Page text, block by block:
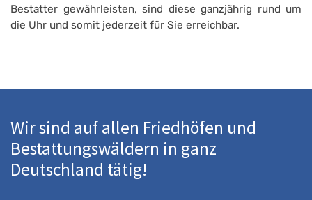
Bestatter gewährleisten, sind diese ganzjährig rund um
die Uhr und somit jederzeit für Sie erreichbar.
Wir sind auf allen Friedhöfen und
Bestattungswäldern in ganz
Deutschland tätig!